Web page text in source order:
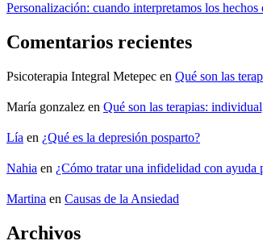
Personalización: cuando interpretamos los hechos
Comentarios recientes
Psicoterapia Integral Metepec en Qué son las
María gonzalez en Qué son las terapias:
Lía en ¿Qué es la depresión posparto?
Nahia en ¿Cómo tratar una infidelidad con ayuda
Martina en Causas de la Ansiedad
Archivos